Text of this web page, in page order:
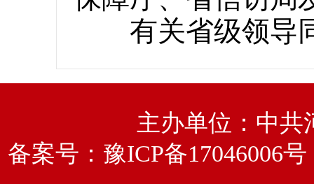
有关省级领导同
主办单位：中
备案号： 豫ICP备17046006号